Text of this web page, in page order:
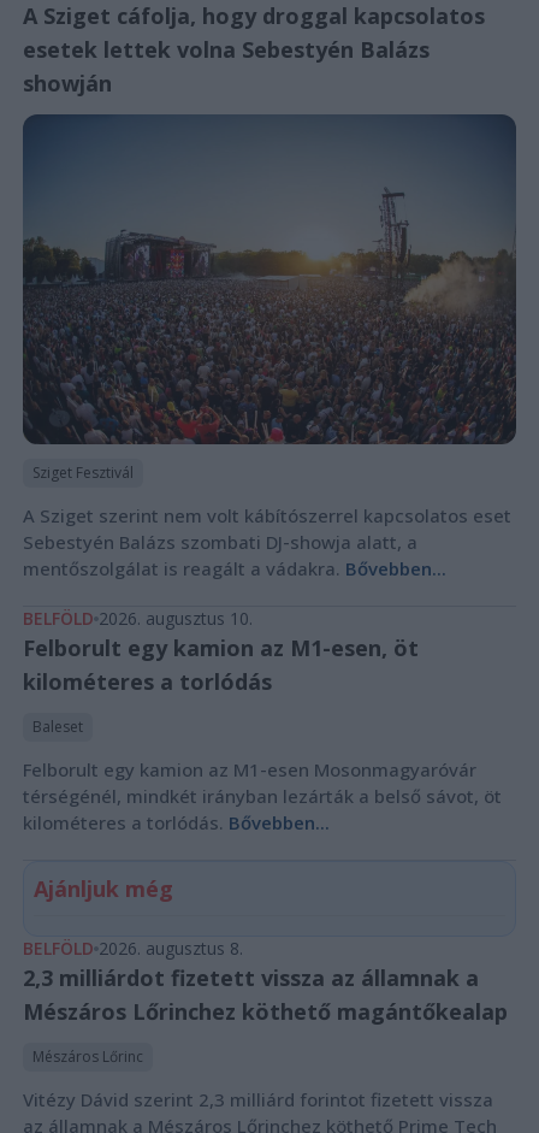
A Sziget cáfolja, hogy droggal kapcsolatos
esetek lettek volna Sebestyén Balázs
showján
Sziget Fesztivál
A Sziget szerint nem volt kábítószerrel kapcsolatos eset
Sebestyén Balázs szombati DJ-showja alatt, a
mentőszolgálat is reagált a vádakra. Bővebben...
BELFÖLD 2026. augusztus 10.
Felborult egy kamion az M1-esen, öt
kilométeres a torlódás
Baleset
Felborult egy kamion az M1-esen Mosonmagyaróvár
térségénél, mindkét irányban lezárták a belső sávot, öt
kilométeres a torlódás. Bővebben...
Ajánljuk még
BELFÖLD 2026. augusztus 8.
2,3 milliárdot fizetett vissza az államnak a
Mészáros Lőrinchez köthető magántőkealap
Mészáros Lőrinc
Vitézy Dávid szerint 2,3 milliárd forintot fizetett vissza
az államnak a Mészáros Lőrinchez köthető Prime Tech